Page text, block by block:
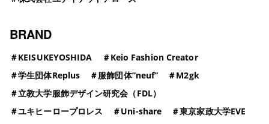
BRAND
＃KEISUKEYOSHIDA ＃Keio Fashion Creator
＃学生団体Replus ＃服飾団体”neuf” ＃M2gk
＃立教大学服飾デザイン研究会（FDL）
＃ユキヒーロープロレス ＃Uni-share ＃東京家政大学EVE